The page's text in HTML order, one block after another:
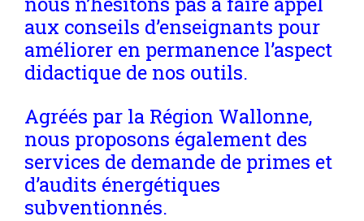
aux conseils d’enseignants pour
améliorer en permanence l’aspect
didactique de nos outils.
Agréés par la Région Wallonne,
nous proposons également des
services de demande de primes et
d’audits énergétiques
subventionnés.